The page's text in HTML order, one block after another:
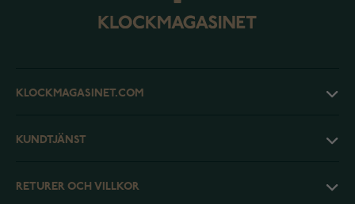
KLOCKMAGASINET.COM
KUNDTJÄNST
RETURER OCH VILLKOR